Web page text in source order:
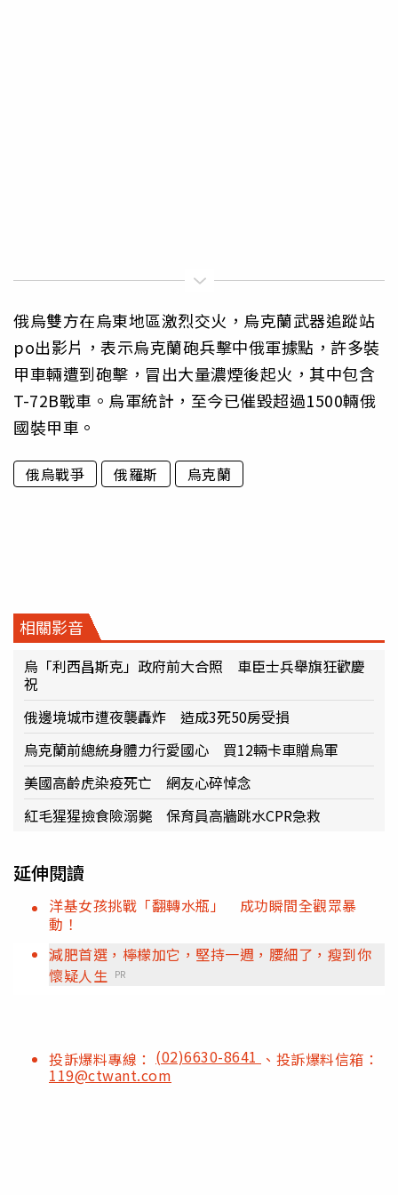
俄烏雙方在烏東地區激烈交火，烏克蘭武器追蹤站
po出影片，表示烏克蘭砲兵擊中俄軍據點，許多裝
甲車輛遭到砲擊，冒出大量濃煙後起火，其中包含
T-72B戰車。烏軍統計，至今已催毀超過1500輛俄
國裝甲車。
俄烏戰爭 俄羅斯 烏克蘭
相關影音
烏「利西昌斯克」政府前大合照 車臣士兵舉旗狂歡慶
祝
俄邊境城市遭夜襲轟炸 造成3死50房受損
烏克蘭前總統身體力行愛國心 買12輛卡車贈烏軍
美國高齡虎染疫死亡 網友心碎悼念
紅毛猩猩撿食險溺斃 保育員高牆跳水CPR急救
延伸閱讀
洋基女孩挑戰「翻轉水瓶」 成功瞬間全觀眾暴
動！
減肥首選，檸檬加它，堅持一週，腰細了，瘦到你
懷疑人生 PR
投訴爆料專線： (02)6630-8641 、投訴爆料信箱：
119@ctwant.com